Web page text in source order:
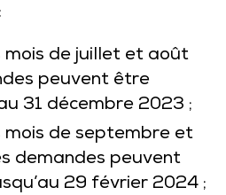
mois de juillet et août
peuvent être
31 décembre 2023 ;
mois de septembre et
demandes peuvent
29 février 2024 ;